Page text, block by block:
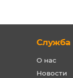
О нас
Новости